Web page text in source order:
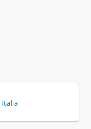
Italia